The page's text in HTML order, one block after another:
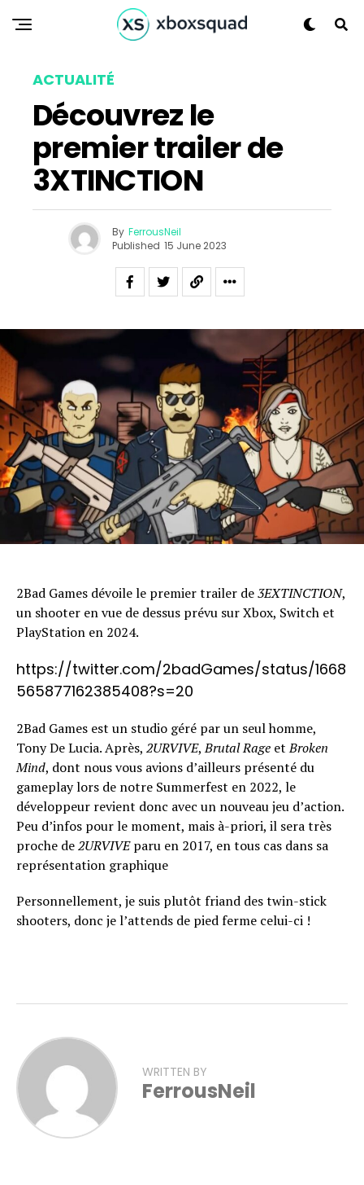
ACTUALITÉ
Découvrez le
premier trailer de
3XTINCTION
By FerrousNeil
Published 15 June 2023
2Bad Games dévoile le premier trailer de3EXTINCTION,
un shooter en vue de dessus prévu sur Xbox, Switch et
PlayStation en 2024.
https://twitter.com/2badGames/status/1668
565877162385408?s=20
2Bad Games est un studio géré par un seul homme,
Tony De Lucia. Après, 2URVIVE,Brutal Rage etBroken
Mind, dont nous vous avions d’ailleurs présenté du
gameplay lors de notre Summerfest en 2022, le
développeur revient donc avec un nouveau jeu d’action.
Peu d’infos pour le moment, mais à-priori, il sera très
proche de2URVIVEparu en 2017, en tous cas dans sa
représentation graphique
Personnellement, je suis plutôt friand des twin-stick
shooters, donc je l’attends de pied ferme celui-ci !
WRITTEN BY
FerrousNeil
Reddit
Pinterest
Whatsapp
Email